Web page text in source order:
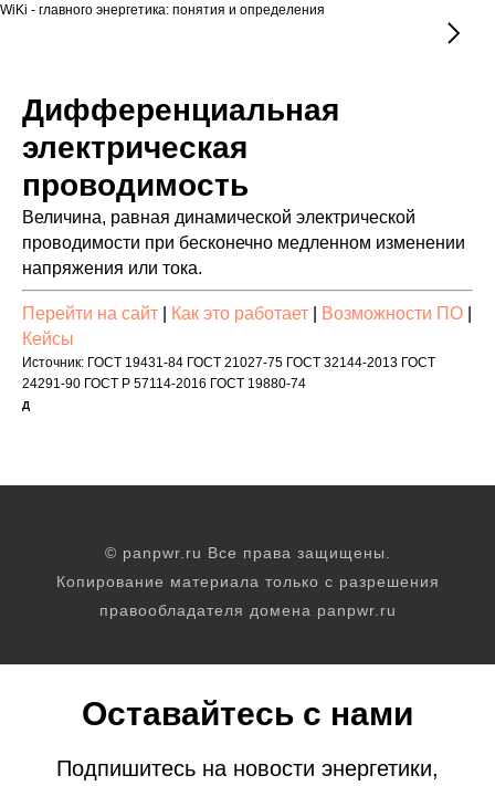
WiKi - главного энергетика: понятия и определения
Дифференциальная
электрическая
проводимость
Величина, равная динамической электрической
проводимости при бесконечно медленном изменении
напряжения или тока.
Перейти на сайт Как это работает Возможности ПО
Кейсы
Источник: ГОСТ 19431-84 ГОСТ 21027-75 ГОСТ 32144-2013 ГОСТ
24291-90 ГОСТ Р 57114-2016 ГОСТ 19880-74
Д
© panpwr.ru Все права защищены.
Копирование материала только с разрешения
правообладателя домена panpwr.ru
Оставайтесь с нами
Подпишитесь на новости энергетики,